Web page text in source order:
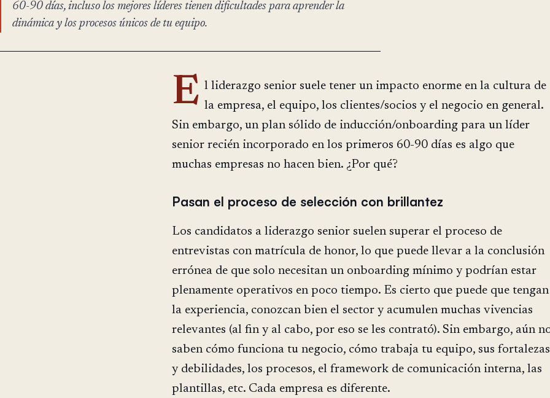
60-90 días, incluso los mejores líderes tienen dificultades para aprender la
dinámica y los procesos únicos de tu equipo.
E l liderazgo senior suele tener un impacto enorme en la cultura de
la empresa, el equipo, los clientes/socios y el negocio en general.
Sin embargo, un plan sólido de inducción/onboarding para un líder
senior recién incorporado en los primeros 60-90 días es algo que
muchas empresas no hacen bien. ¿Por qué?
Pasan el proceso de selección con brillantez
Los candidatos a liderazgo senior suelen superar el proceso de
entrevistas con matrícula de honor, lo que puede llevar a la conclusión
errónea de que solo necesitan un onboarding mínimo y podrían estar
plenamente operativos en poco tiempo. Es cierto que puede que tengan
la experiencia, conozcan bien el sector y acumulen muchas vivencias
relevantes (al fin y al cabo, por eso se les contrató). Sin embargo, aún
saben cómo funciona tu negocio, cómo trabaja tu equipo, sus fortalezas
y debilidades, los procesos, el framework de comunicación interna, las
plantillas, etc. Cada empresa es diferente.